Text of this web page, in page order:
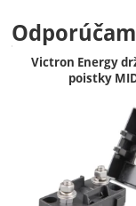
Victron Energy
poistky